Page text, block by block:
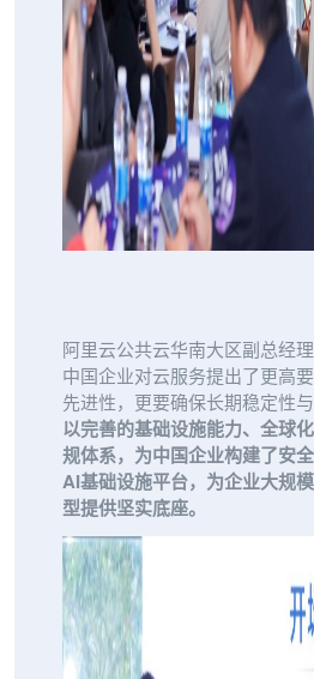
阿里云公共云华南大区副总经
中国企业对云服务提出了更高
先进性，更要确保长期稳定性与
以完善的基础设施能力、全球
规体系，为中国企业构建了安
AI基础设施平台，为企业大规
型提供坚实底座。